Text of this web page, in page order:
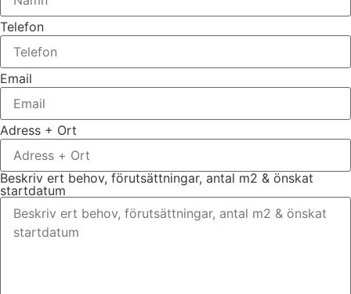
Telefon
Email
Adress + Ort
Beskriv ert behov, förutsättningar, antal m2 & önskat
startdatum